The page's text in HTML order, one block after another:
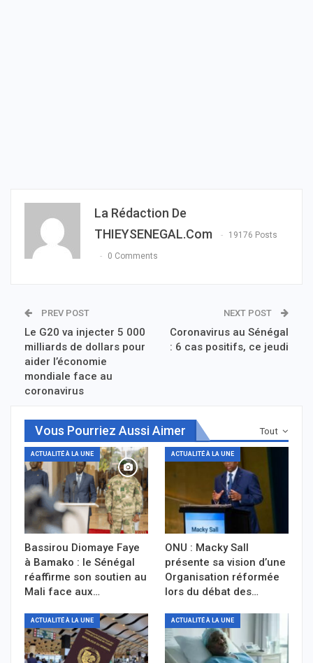
La Rédaction De
THIEYSENEGAL.com
19176 Posts
0 Comments
PREV POST
Le G20 va injecter 5 000
milliards de dollars pour
aider l’économie
mondiale face au
coronavirus
NEXT POST
Coronavirus au Sénégal
: 6 cas positifs, ce jeudi
Tout
Vous Pourriez Aussi Aimer
ACTUALITÉ À LA UNE
Bassirou Diomaye Faye
à Bamako : le Sénégal
réaffirme son soutien au
Mali face aux…
ACTUALITÉ À LA UNE
ONU : Macky Sall
présente sa vision d’une
Organisation réformée
lors du débat des…
ACTUALITÉ À LA UNE ACTUALITÉ À LA UNE